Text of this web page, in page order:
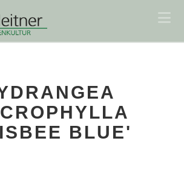
BLUE'